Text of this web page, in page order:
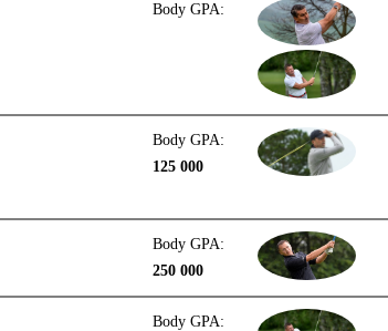
Body GPA:
Body GPA:
125 000
Body GPA:
250 000
Body GPA: